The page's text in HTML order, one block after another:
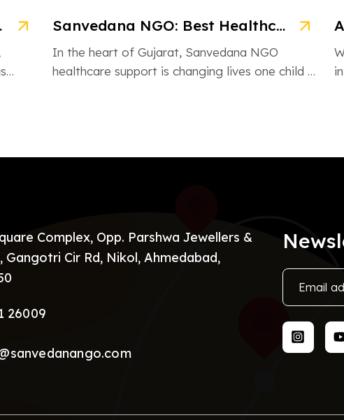
in Gujarat Sanvedana NGO: Best Healthcare & Cancer Support in Gujarat
In the heart of Gujarat, Sanvedana NGO
healthcare support is changing lives one child at
Complex, Opp. Parshwa Jewellers &
Gangotri Cir Rd, Nikol, Ahmedabad,
26009